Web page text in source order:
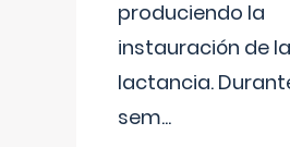
produciendo la
instauración de la
lactancia.
sem...